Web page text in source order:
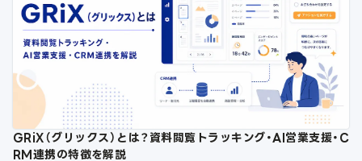
GRiX（グリックス）とは？資料閲覧トラッキング・AI営業支援・C
RM連携の特徴を解説